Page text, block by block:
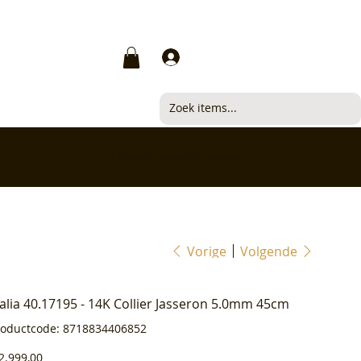
Vorige Volgende
40.17195 - 14K Collier Jasseron 5.0mm 45cm
Productcode
8718834406852
8718834406852